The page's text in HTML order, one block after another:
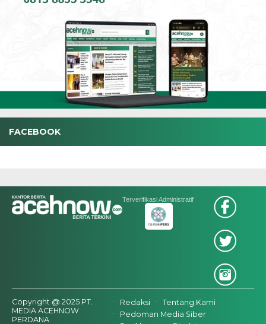
FACEBOOK
Terverifikasi Administratif
Copyright @ 2025 PT.
MEDIA ACEHNOW
PERDANA
Redaksi
Tentang Kami
Pedoman Media Siber